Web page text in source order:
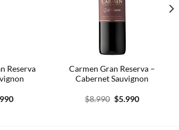
Reserva
El
Carmen Gran Reserva –
Cabernet Sauvignon
$8.990 El
$5.990El